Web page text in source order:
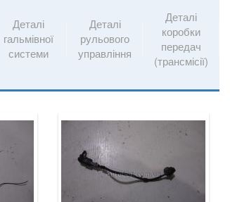
Деталі
гальмівної
системи
Деталі
рульового
управління
Деталі
коробки
передач
(трансмісії)